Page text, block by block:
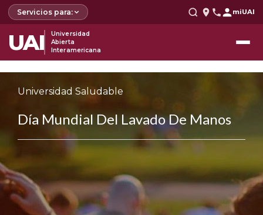
Servicios para: miUAI
UAI
Universidad
Abierta
Interamericana
Universidad Saludable
Día Mundial Del Lavado De Manos